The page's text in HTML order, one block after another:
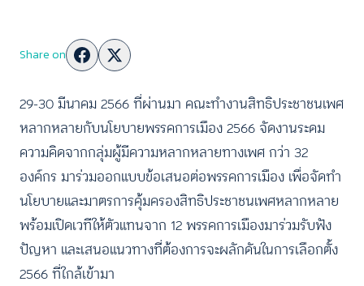
Share on
29-30 มีนาคม 2566 ที่ผ่านมา คณะทำงานสิทธิประชาชนเพศ
หลากหลายกับนโยบายพรรคการเมือง 2566 จัดงานระดม
ความคิดจากกลุ่มผู้มีความหลากหลายทางเพศ กว่า 32
องค์กร มาร่วมออกแบบข้อเสนอต่อพรรคการเมือง เพื่อจัดทำ
นโยบายและมาตรการคุ้มครองสิทธิประชาชนเพศหลากหลาย
พร้อมเปิดเวทีให้ตัวแทนจาก 12 พรรคการเมืองมาร่วมรับฟัง
ปัญหา และเสนอแนวทางที่ต้องการจะผลักดันในการเลือกตั้ง
2566 ที่ใกล้เข้ามา